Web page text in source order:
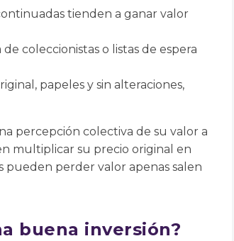
tienden a ganar valor
coleccionistas o listas de espera
papeles y sin alteraciones,
percepción colectiva de su valor a
multiplicar su precio original en
pueden perder valor apenas salen
buena inversión?